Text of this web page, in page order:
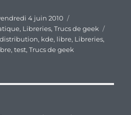
4 juin 2010
, Libreries,Trucs de geek
distribution, kde, libre, Libreries,
,test,Trucs de geek